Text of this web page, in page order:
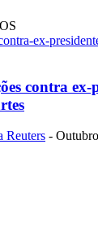
contra ex-
Reuters -